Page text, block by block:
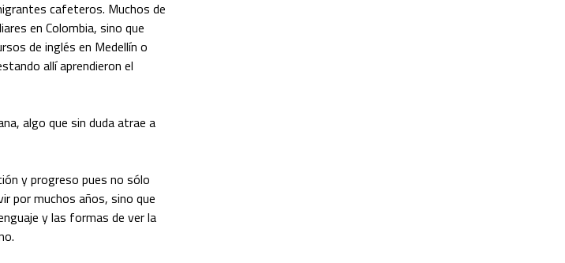
cafeteros. Muchos de
en Colombia, sino que
de inglés en Medellín o
allí aprendieron el
algo que sin duda atrae a
y progreso pues no sólo
por muchos años, sino que
y las formas de ver la